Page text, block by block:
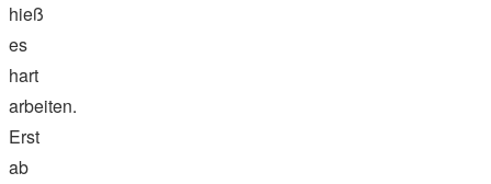
hieß
es
hart
arbeiten.
Erst
ab